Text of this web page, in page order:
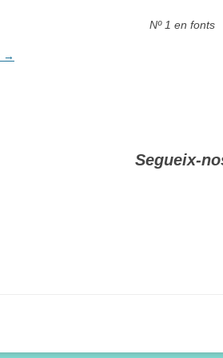
→
Nº 1 en fonts
Segueix-